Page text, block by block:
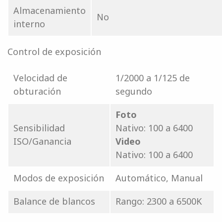
Almacenamiento
interno
No
Control de exposición
Velocidad de
obturación
1/2000 a 1/125 de
segundo
Sensibilidad
ISO/Ganancia
Foto
Nativo: 100 a 6400
Video
Nativo: 100 a 6400
Modos de exposición
Automático, Manual
Balance de blancos
Rango: 2300 a 6500K